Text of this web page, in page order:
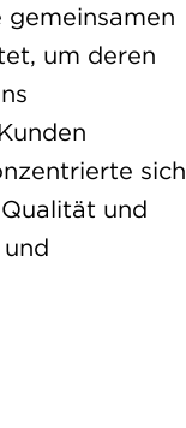
um deren
sich
und